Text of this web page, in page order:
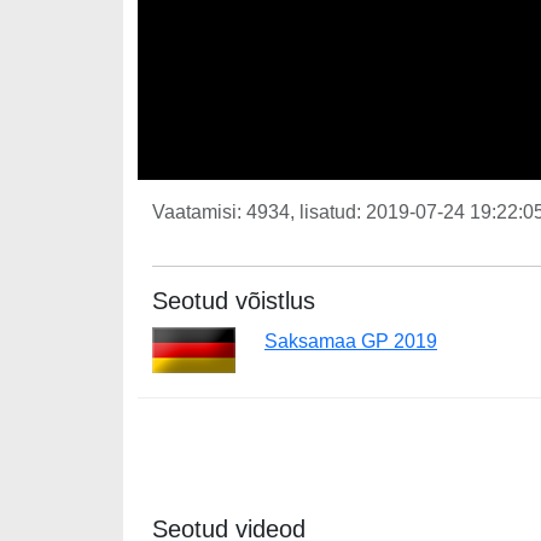
Vaatamisi: 4934, lisatud: 2019-07-24
Seotud võistlus
Saksamaa GP 2019
Seotud videod